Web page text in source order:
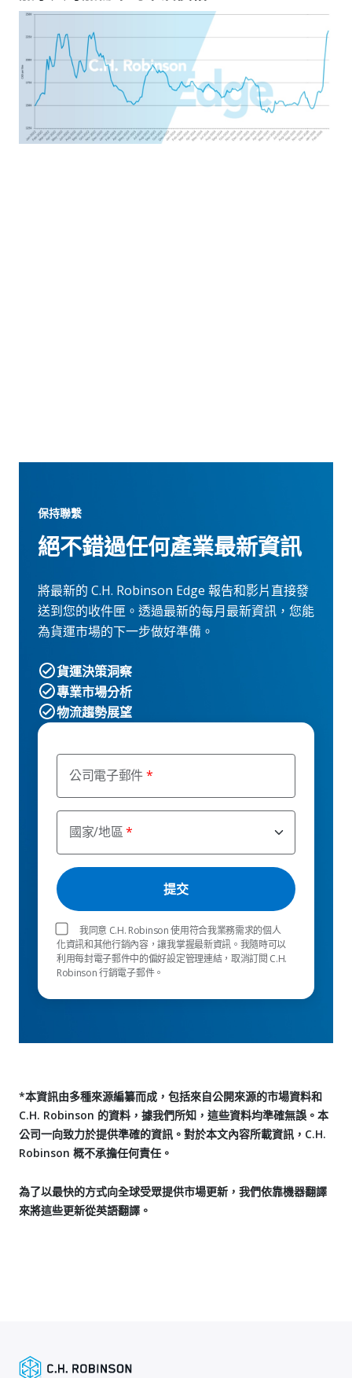
公司電子郵件
國家/地區
我同意 C.H. Robinson 使用符合我業務需求的個人
化資訊和其他行銷內容，讓我掌握最新資訊。我隨時可以
利用每封電子郵件中的偏好設定管理連結，取消訂閱 C.H.
Robinson 行銷電子郵件。
保持聯繫
絕不錯過任何產業最新資訊
將最新的 C.H. Robinson Edge 報告和影片直接發
送到您的收件匣。透過最新的每月最新資訊，您能
為貨運市場的下一步做好準備。
貨運決策洞察
專業市場分析
物流趨勢展望
*本資訊由多種來源編纂而成，包括來自公開來源的市場資料和
C.H. Robinson 的資料，據我們所知，這些資料均準確無誤。本
公司一向致力於提供準確的資訊。對於本文內容所載資訊，C.H.
Robinson 概不承擔任何責任。
為了以最快的方式向全球受眾提供市場更新，我們依靠機器翻譯
來將這些更新從英語翻譯。